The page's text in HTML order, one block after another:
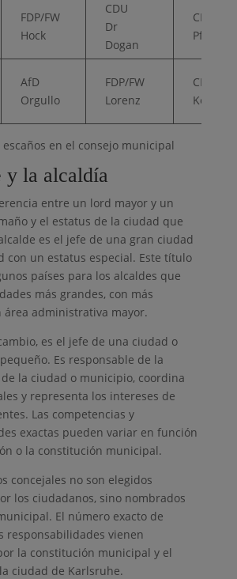
FDP/FW
Hock
CDU
Dr
Dogan
CDU
AfD
Orgullo
FDP/FW
Lorenz
CDU
Kehrle
en el consejo municipal
y la alcaldía
entre un lord mayor y un
y el estatus de la ciudad que
es el jefe de una gran ciudad
con un estatus especial. Este título
países para los alcaldes que
más grandes, con más
área administrativa mayor.
es el jefe de una ciudad o
Es responsable de la
la ciudad o municipio, coordina
y representa los intereses de
Las competencias y
exactas pueden variar en función
o la constitución municipal.
concejales no son elegidos
los ciudadanos, sino nombrados
El número exacto de
responsabilidades vienen
la constitución municipal y el
ciudad de Karlsruhe.